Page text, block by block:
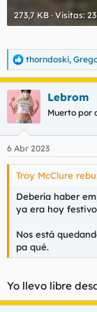
273,7 KB · Visitas: 23
R
e
a
c
c
e
s
thorndoski,
Lebrom
Muerto por
6 Abr 2023
Troy McClure
Debería haber
ya era hoy
Nos está
pa qué.
Yo llevo libre